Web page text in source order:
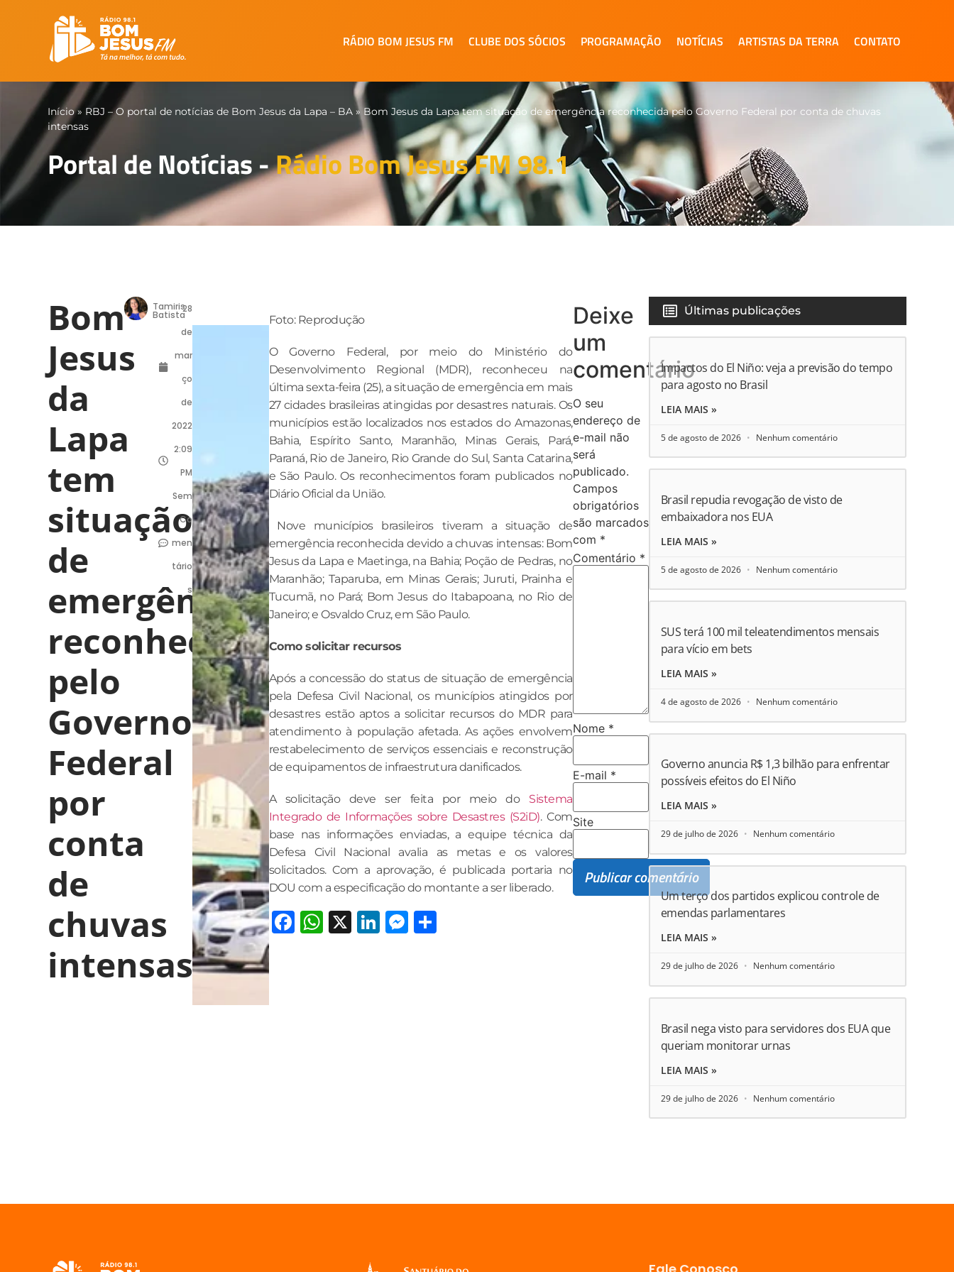
RÁDIO BOM JESUS FM CLUBE DOS SÓCIOS PROGRAMAÇÃO NOTÍCIAS ARTISTAS DA TERRA CONTATO
Início» RBJ – O portal de notícias de Bom Jesus da Lapa – BA »Bom Jesus da Lapa tem situação de emergência reconhecida pelo Governo Federal por conta de chuvas
intensas
Portal de Notícias -Rádio Bom Jesus FM 98.1
Bom
Jesus
da
Lapa
tem
situação
de
emergência
reconhecida
pelo
Governo
Federal
por
conta
de
chuvas
intensas
Tamiris
Batista
28
de
mar
ço
de
2022
2:09
PM
Sem
Co
men
tário
s
Foto: Reprodução
O Governo Federal, por meio do Ministério do
Desenvolvimento Regional (MDR), reconheceu na
última sexta-feira (25), a situação de emergência em mais
27 cidades brasileiras atingidas por desastres naturais. Os
municípios estão localizados nos estados do Amazonas,
Bahia, Espírito Santo, Maranhão, Minas Gerais, Pará,
Paraná, Rio de Janeiro, Rio Grande do Sul, Santa Catarina,
e São Paulo. Os reconhecimentos foram publicados no
Diário Oficial da União.
Nove municípios brasileiros tiveram a situação de
emergência reconhecida devido a chuvas intensas: Bom
Jesus da Lapa e Maetinga, na Bahia; Poção de Pedras, no
Maranhão; Taparuba, em Minas Gerais; Juruti, Prainha e
Tucumã, no Pará; Bom Jesus do Itabapoana, no Rio de
Janeiro; e Osvaldo Cruz, em São Paulo.
Como solicitar recursos
Após a concessão do status de situação de emergência
pela Defesa Civil Nacional, os municípios atingidos por
desastres estão aptos a solicitar recursos do MDR para
atendimento à população afetada. As ações envolvem
restabelecimento de serviços essenciais e reconstrução
de equipamentos de infraestrutura danificados.
A solicitação deve ser feita por meio do Sistema
Integrado de Informações sobre Desastres (S2iD). Com
base nas informações enviadas, a equipe técnica da
Defesa Civil Nacional avalia as metas e os valores
solicitados. Com a aprovação, é publicada portaria no
DOU com a especificação do montante a ser liberado.
Facebook
WhatsApp
X LinkedIn
Messenger
Share
Deixe
um
comentário
O seu
endereço de
e-mail não
será
publicado.
Campos
obrigatórios
são marcados
com *
Comentário *
Nome *
E-mail *
Site
Últimas publicações
Impactos do El Niño: veja a previsão do tempo
para agosto no Brasil
LEIA MAIS »
5 de agosto de 2026 Nenhum comentário
Brasil repudia revogação de visto de
embaixadora nos EUA
LEIA MAIS »
5 de agosto de 2026 Nenhum comentário
SUS terá 100 mil teleatendimentos mensais
para vício em bets
LEIA MAIS »
4 de agosto de 2026 Nenhum comentário
Governo anuncia R$ 1,3 bilhão para enfrentar
possíveis efeitos do El Niño
LEIA MAIS »
29 de julho de 2026 Nenhum comentário
Um terço dos partidos explicou controle de
emendas parlamentares
LEIA MAIS »
29 de julho de 2026 Nenhum comentário
Brasil nega visto para servidores dos EUA que
queriam monitorar urnas
LEIA MAIS »
29 de julho de 2026 Nenhum comentário